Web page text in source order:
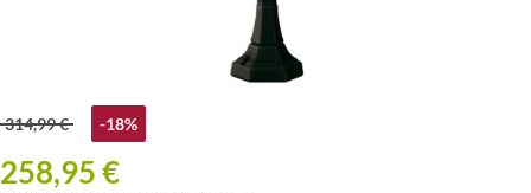
314,99 € -18%
258,95 €